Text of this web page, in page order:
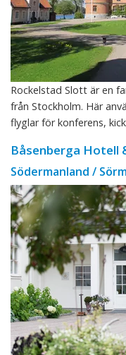
Rockelstad Slott är en
från Stockholm. Här
flyglar för konferens,
Båsenberga Hotell
Södermanland /